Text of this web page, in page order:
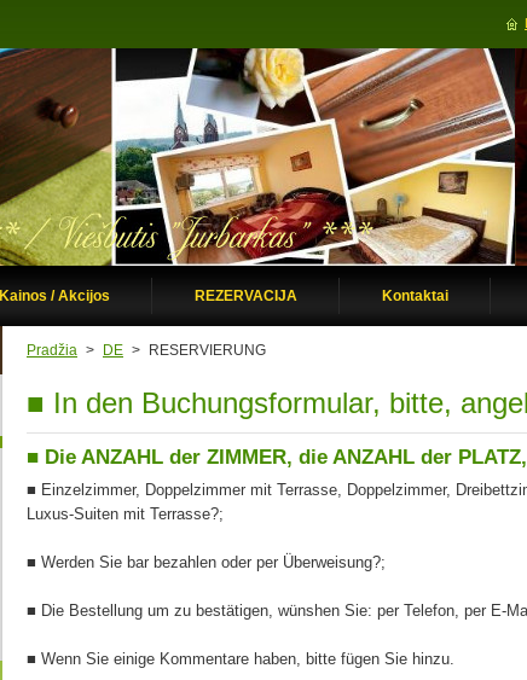
Kainos / Akcijos REZERVACIJA Kontaktai
Pradžia > DE > RESERVIERUNG
■ In den Buchungsformular, bitte,
■ Die ANZAHL der ZIMMER, die ANZAHL der PLATZ,
■ Einzelzimmer, Doppelzimmer mit Terrasse, Doppelzimmer,
Luxus-Suiten mit Terrasse?;
■ Werden Sie bar bezahlen oder per Überweisung?;
■ Die Bestellung um zu bestätigen, wünshen Sie: per Telefon, per E-
■ Wenn Sie einige Kommentare haben, bitte fügen Sie hinzu.